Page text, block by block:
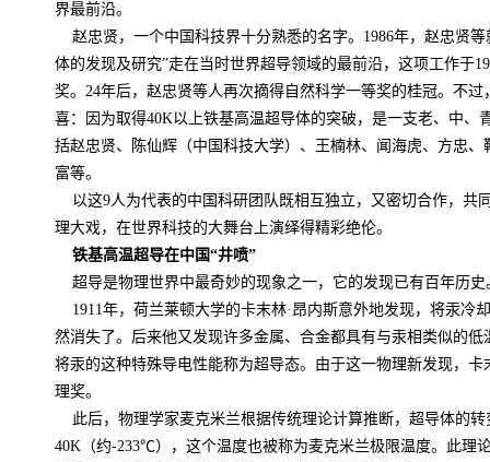
界最前沿。
赵忠贤，一个中国科技界十分熟悉的名字。 1986年，赵忠贤等
体的发现及研究”走在当时世界超导领域的最前沿，这项工作于
奖。 24年后，赵忠贤等人再次摘得自然科学一等奖的桂冠。不
喜：因为取得40K以上铁基高温超导体的突破，是一支老、中、
括赵忠贤、陈仙辉（中国科技大学）、王楠林、闻海虎、方忠
富等。
以这9人为代表的中国科研团队既相互独立，又密切合作，共
理大戏，在世界科技的大舞台上演绎得精彩绝伦。
铁基高温超导在中国“井喷”
超导是物理世界中最奇妙的现象之一，它的发现已有百年历史
1911年，荷兰莱顿大学的卡末林·昂内斯意外地发现，将汞冷
然消失了。后来他又发现许多金属、合金都具有与汞相类似的
将汞的这种特殊导电性能称为超导态。由于这一物理新发现，卡
理奖。
此后，物理学家麦克米兰根据传统理论计算推断，超导体的
40K （约-233℃），这个温度也被称为麦克米兰极限温度。此理